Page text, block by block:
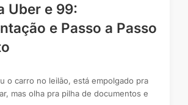
Uber e 99:
e Passo a Passo
o carro no leilão, está empolgado pra
mas olha pra pilha de documentos e